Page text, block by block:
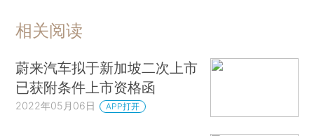
相关阅读
蔚来汽车拟于新加坡二次上市
已获附条件上市资格函
2022年05月06日 APP打开